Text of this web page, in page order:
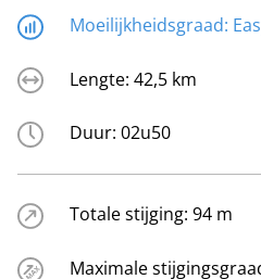
Moeilijkheidsgraad:
Lengte: 42,5 km
Duur: 02u50
Totale stijging: 94 m
Maximale